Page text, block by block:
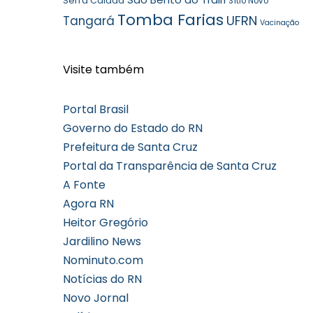
Tangará Tomba Farias UFRN Vacinação
Visite também
Portal Brasil
Governo do Estado do RN
Prefeitura de Santa Cruz
Portal da Transparência de Santa Cruz
A Fonte
Agora RN
Heitor Gregório
Jardilino News
Nominuto.com
Notícias do RN
Novo Jornal